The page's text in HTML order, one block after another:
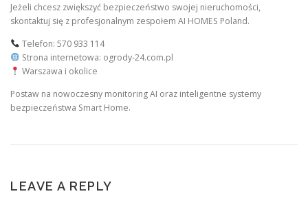
Jeżeli chcesz zwiększyć bezpieczeństwo swojej nieruchomości,
skontaktuj się z profesjonalnym zespołem AI HOMES Poland.
Telefon: 570 933 114
Strona internetowa: ogrody-24.com.pl
Warszawa i okolice
Postaw na nowoczesny monitoring AI oraz inteligentne systemy
bezpieczeństwa Smart Home.
LEAVE A REPLY